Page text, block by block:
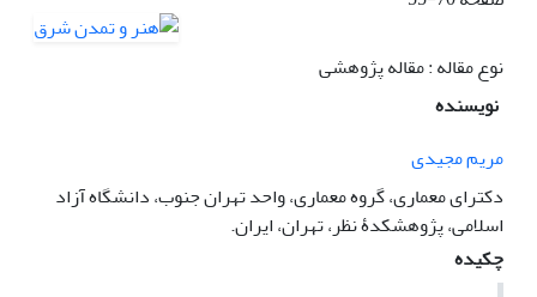
نوع مقاله : مقاله پژوهشی
نویسنده
مریم مجیدی
دکترای معماری، گروه معماری، واحد تهران جنوب، دانشگاه آزاد
اسلامی، پژوهشکدۀ نظر، تهران، ایران.
چکیده